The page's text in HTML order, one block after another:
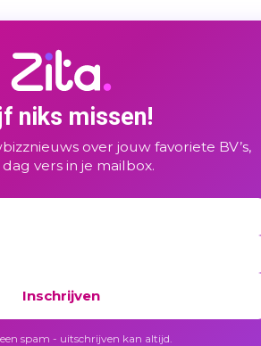
niks missen!
over jouw favoriete BV’s,
vers in je mailbox.
Inschrijven
spam - uitschrijven kan altijd.